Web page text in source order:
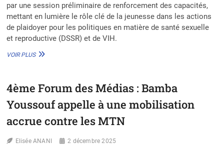
par une session préliminaire de renforcement des capacités,
mettant en lumière le rôle clé de la jeunesse dans les actions
de plaidoyer pour les politiques en matière de santé sexuelle
et reproductive (DSSR) et de VIH.
VOIR PLUSSIDA
AFRIQUE
L’UNFPA
SUR
«
4ème Forum des Médias : Bamba
Youssouf appelle à une mobilisation
accrue contre les MTN
Elisée ANANI 2 décembre 2025